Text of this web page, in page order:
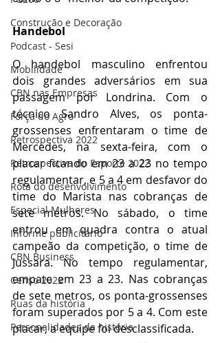
Construção e Decoração
Podcast - Sesi
Mobilidade
CBN nas Empresas
Força do Agro
Retrospectiva 2022
Retrospectiva do Esporte 2022
Rota do desenvolvimento
Especial Mulheres
Informe publicitário
CBN Business
Censo 2022
Ruas da história
Personalidades da história
Handebol
O handebol masculino enfrentou
dois grandes adversários em sua
passagem por Londrina. Com o
técnico Sandro Alves, os ponta-
grossenses enfrentaram o time de
Mercedes, na sexta-feira, com o
placar ficando em 23 a 23 no tempo
regulamentar, e 5 a 4 em desfavor do
time do Marista nas cobranças de
sete metros. No sábado, o time
entrou em quadra contra o atual
campeão da competição, o time de
Jussara. No tempo regulamentar,
empate em 23 a 23. Nas cobranças
de sete metros, os ponta-grossenses
foram superados por 5 a 4. Com este
placar, a equipe foi desclassificada.